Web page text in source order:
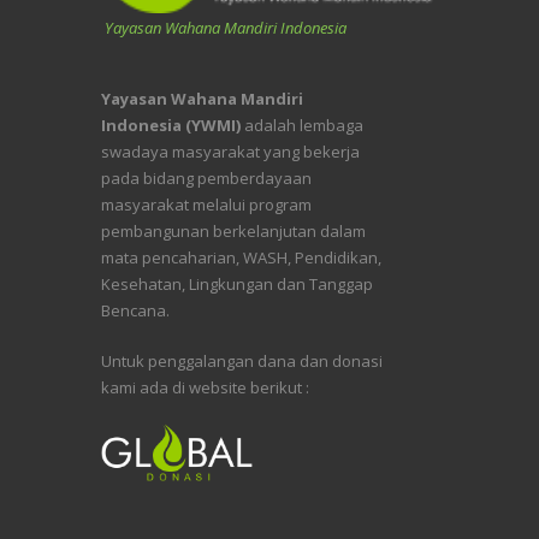
Yayasan Wahana Mandiri Indonesia
Yayasan Wahana Mandiri
Indonesia (YWMI) adalah lembaga
swadaya masyarakat yang bekerja
pada bidang pemberdayaan
masyarakat melalui program
pembangunan berkelanjutan dalam
mata pencaharian, WASH, Pendidikan,
Kesehatan, Lingkungan dan Tanggap
Bencana.
Untuk penggalangan dana dan donasi
kami ada di website berikut :